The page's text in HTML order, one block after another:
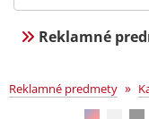
Reklamné
Reklamné predmety »